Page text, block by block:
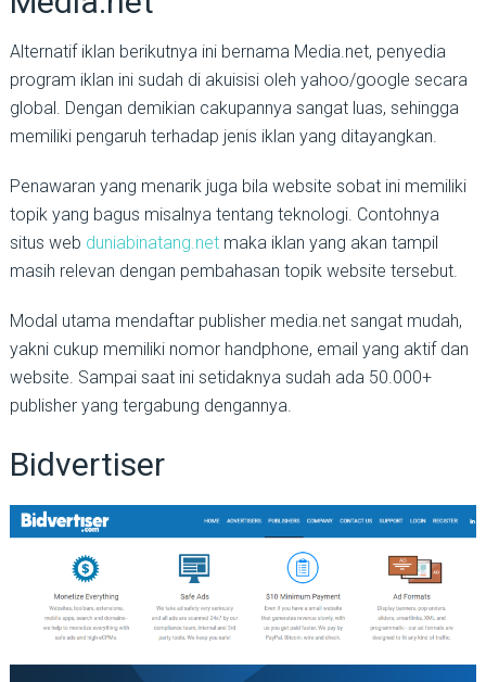
Alternatif iklan berikutnya ini bernama Media.net, penyedia
program iklan ini sudah di akuisisi oleh yahoo/google secara
global. Dengan demikian cakupannya sangat luas, sehingga
memiliki pengaruh terhadap jenis iklan yang ditayangkan.
Penawaran yang menarik juga bila website sobat ini memiliki
topik yang bagus misalnya tentang teknologi. Contohnya
situs web duniabinatang.netmaka iklan yang akan tampil
masih relevan dengan pembahasan topik website tersebut.
Modal utama mendaftar publisher media.net sangat mudah,
yakni cukup memiliki nomor handphone, email yang aktif dan
website. Sampai saat ini setidaknya sudah ada 50.000+
publisher yang tergabung dengannya.
Bidvertiser